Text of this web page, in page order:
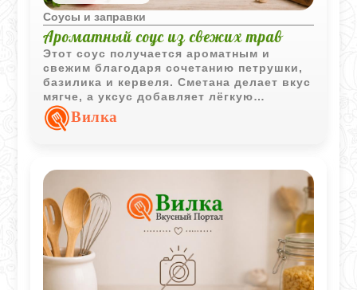
Соусы и заправки
Ароматный соус из свежих трав
Этот соус получается ароматным и
свежим благодаря сочетанию петрушки,
базилика и кервеля. Сметана делает вкус
мягче, а уксус добавляет лёгкую
кислинку.
Вилка